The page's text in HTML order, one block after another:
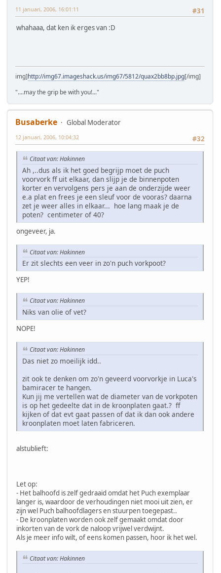
#31
11 januari, 2006, 16:01:11
whahaaa, dat ken ik erges van :D
img]http://img67.imageshack.us/img67/5812/quax2bb8bp.jpg[/img]
"....may the grip be with you!..."
Busaberke
Global Moderator
#32
12 januari, 2006, 10:04:32
Citaat van: Hakinnen
Ah ,..dus als ik het goed begrijp moet de puch
voorvork ff uit elkaar, dan slijp je de binnenpoten
korter en vervolgens pers je aan de onderzijde weer
e.a plat en frees je een sleuf voor de vooras? daarna
zet je weer alles in elkaar... hoe lang maak je de
poten? centimeter of 40?
ongeveer, ja.
Citaat van: Hakinnen
Er zit slechts een veer in zo'n puch vorkpoot?
YEP!
Citaat van: Hakinnen
Niks van olie of vet?
NOPE!
Citaat van: Hakinnen
Das niet zo moeilijk idd..
zit ook te denken om zo'n geveerd voorvorkje in Luca's
bamiracer te hangen.
Kun jij me vertellen wat de diameter van de vorkpoten
is op het gedeelte dat in de kroonplaten gaat.? ff
kijken of dat evt gaat passen of dat ik dan ook andere
kroonplaten moet laten fabriceren.
alstublieft:
Let op:
- Het balhoofd is zelf gedraaid omdat het Puch exemplaar
langer is, waardoor de verhoudingen niet mooi uit zien, er
zijn wel Puch balhoofdlagers en stuurpen toegepast..
- De kroonplaten worden ook zelf gemaakt omdat door
inkorten van de vork de naloop vrijwel verdwijnt.
Als je meer info wilt, of eens komen passen, hoor ik het wel.
Citaat van: Hakinnen